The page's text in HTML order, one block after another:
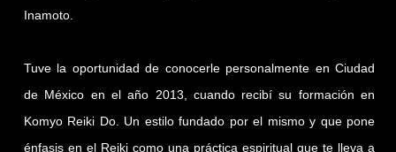
Inamoto.
Tuve la oportunidad de conocerle personalmente en Ciudad
de México en el año 2013, cuando recibí su formación en
Komyo Reiki Do. Un estilo fundado por el mismo y que pone
énfasis en el Reiki como una práctica espiritual que te lleva a